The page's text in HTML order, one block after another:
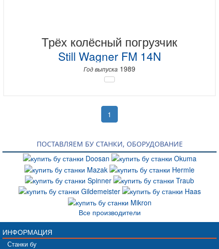
Трёх колёсный погрузчик
Still Wagner FM 14N
Год выпуска 1989
1
ПОСТАВЛЯЕМ БУ СТАНКИ, ОБОРУДОВАНИЕ
Все производители
ИНФОРМАЦИЯ
Станки бу